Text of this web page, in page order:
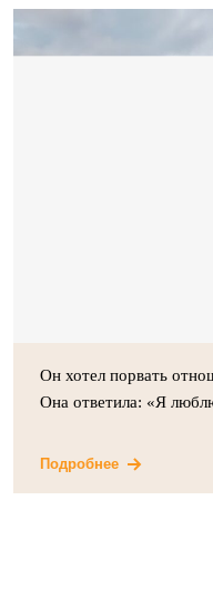
Он хотел порвать
Она ответила: «Я
Подробнее